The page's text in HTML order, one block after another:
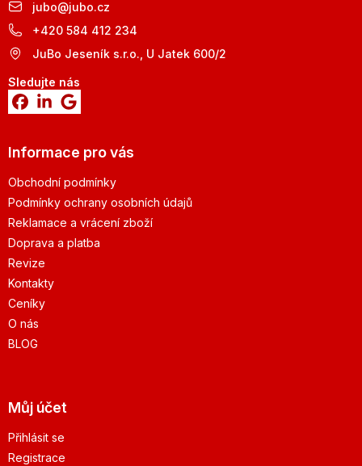
jubo@jubo.cz
+420 584 412 234
JuBo Jeseník s.r.o., U Jatek 600/2
Sledujte nás
Informace pro vás
Obchodní podmínky
Podmínky ochrany osobních údajů
Reklamace a vrácení zboží
Doprava a platba
Revize
Kontakty
Ceníky
O nás
BLOG
Můj účet
Přihlásit se
Registrace